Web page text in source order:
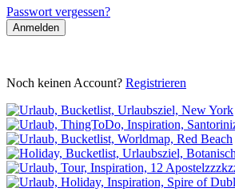
Passwort vergessen?
Anmelden
Noch keinen Account? Registrieren